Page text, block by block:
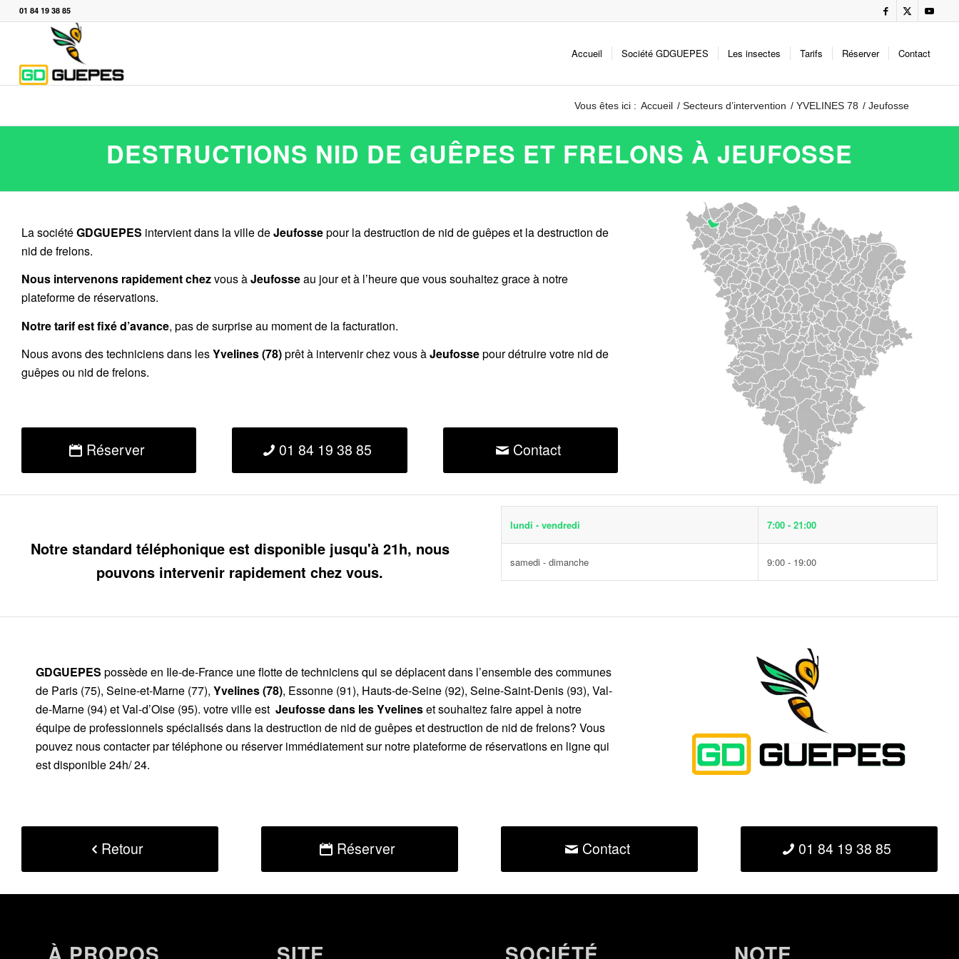
01 84 19 38 85
Accueil Société GDGUEPES Les insectes Tarifs Réserver Contact
Vous êtes ici : Accueil / Secteurs d’intervention / YVELINES 78 / Jeufosse
DESTRUCTIONS NID DE GUÊPES ET FRELONS À JEUFOSSE
La sociétéGDGUEPES intervient dans la ville deJeufossepour la destruction de nid de guêpes et la destruction de
nid de frelons.
Nous intervenons rapidement chezvous àJeufosseau jour et à l’heure que vous souhaitez grace à notre
plateforme de réservations.
Notre tarif est fixé d’avance, pas de surprise au moment de la facturation.
Nous avons des techniciens dans lesYvelines (78)prêt à intervenir chez vous àJeufossepour détruire votre nid de
guêpes ou nid de frelons.
Réserver 01 84 19 38 85 Contact
Notre standard téléphonique est disponible jusqu'à 21h, nous
pouvons intervenir rapidement chez vous.
lundi - vendredi 7:00 - 21:00
samedi - dimanche 9:00 - 19:00
GDGUEPES possède en Ile-de-France une flotte de techniciens qui se déplacent dans l’ensemble des communes
de Paris (75), Seine-et-Marne (77), Yvelines (78), Essonne (91), Hauts-de-Seine (92), Seine-Saint-Denis (93), Val-
de-Marne (94) et Val-d’Oise (95). votre ville est Jeufosse dans les Yvelineset souhaitez faire appel à notre
équipe de professionnels spécialisés dans la destruction de nid de guêpes et destruction de nid de frelons? Vous
pouvez nous contacter par téléphone ou réserver immédiatement sur notre plateforme de réservations en ligne qui
est disponible 24h/ 24.
Retour Réserver Contact 01 84 19 38 85